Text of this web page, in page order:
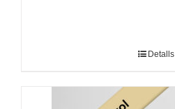
Detalls